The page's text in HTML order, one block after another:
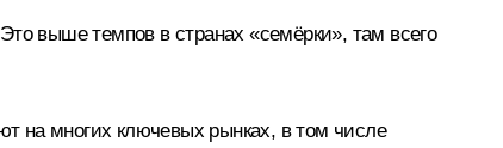
выше темпов в странах «семёрки», там всего
на многих ключевых рынках, в том числе